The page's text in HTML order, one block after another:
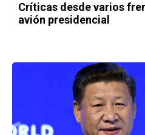
Críticas desde varios
avión presidencial